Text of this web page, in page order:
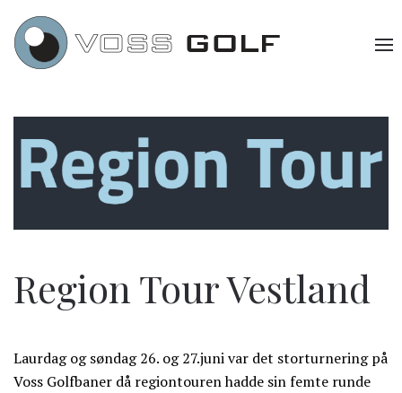
Region Tour Vestland
Laurdag og søndag 26. og 27.juni var det storturnering på
Voss Golfbaner då regiontouren hadde sin femte runde